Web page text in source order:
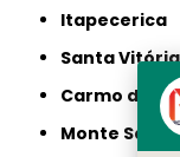
Itapecerica
Santa Vitória
Carmo do
Monte